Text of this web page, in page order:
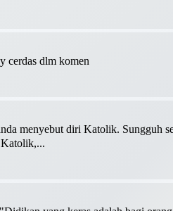
cerdas dlm komen
menyebut diri Katolik. Sungguh
Katolik,...